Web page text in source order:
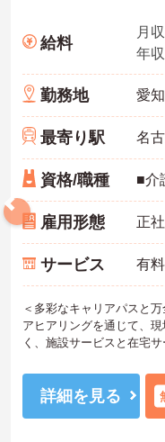
給料
勤務地
最寄り駅
資格/職種
雇用形態 正
サービス 有
＜多彩なキャリアパスと
アヒアリングを通じて、
く、施設サービスと在宅
＜プライベートも充実させ
ための制度も充実してい
0％オフになる優待制度や
詳細を見る